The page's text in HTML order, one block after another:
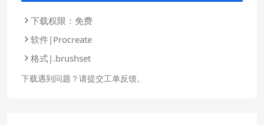
下载权限：免费
软件|Procreate
格式|.brushset
下载遇到问题？请提交工单反馈。